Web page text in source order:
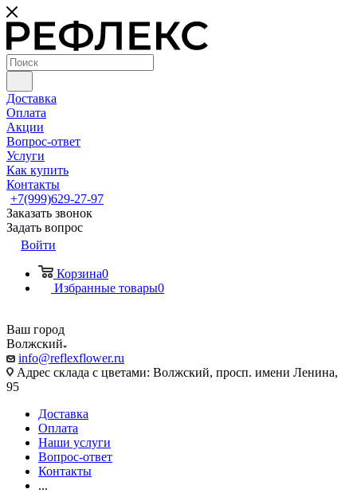
Доставка
Оплата
Акции
Вопрос-ответ
Услуги
Как купить
Контакты
+7(999)629-27-97
Заказать звонок
Задать вопрос
Войти
Корзина0
Избранные товары0
Ваш город
Волжский
info@reflexflower.ru
Адрес склада с цветами: Волжский, просп. имени Ленина,
95
Доставка
Оплата
Наши услуги
Вопрос-ответ
Контакты
...